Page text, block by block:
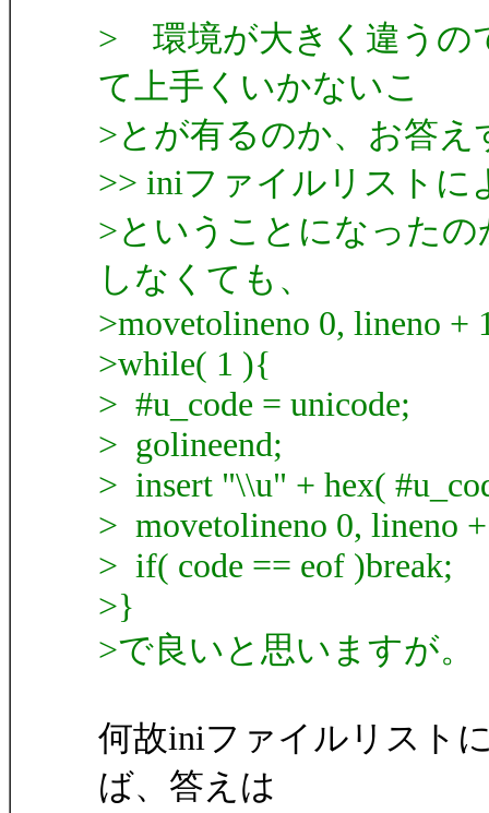
> 環境が大きく違うの
て上手くいかないこ
>とが有るのか、お答
>> iniファイルリストに
>ということになった
しなくても、
>movetolineno 0, lineno +
>while( 1 ){
> #u_code = unicode;
> golineend;
> insert "\\u" + hex(
> movetolineno 0, lineno
> if( code == eof )break;
>}
>で良いと思いますが。
何故iniファイルリスト
ば、答えは